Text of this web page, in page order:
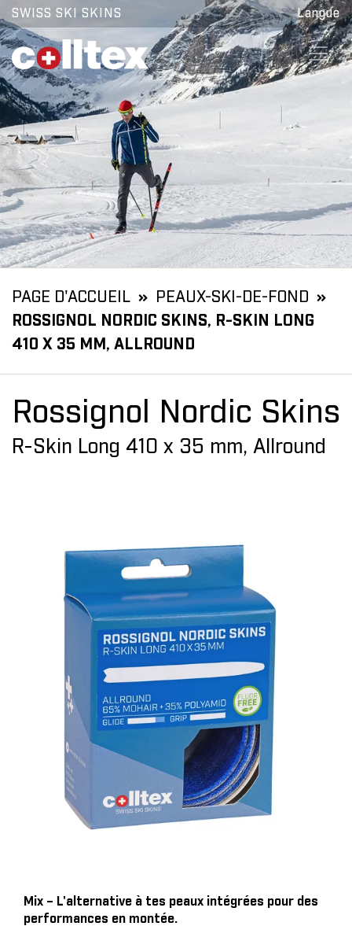
SWISS SKI SKINS Langue
PAGE D'ACCUEIL
PEAUX-SKI-DE-FOND
ROSSIGNOL NORDIC SKINS, R-SKIN LONG
410 X 35 MM, ALLROUND
Rossignol Nordic Skins
R-Skin Long 410 x 35 mm, Allround
Mix – L'alternative à tes peaux intégrées pour des
performances en montée.